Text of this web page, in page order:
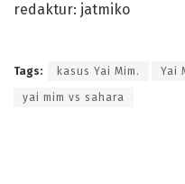
redaktur: jatmiko
Tags: kasus Yai Mim. Yai
yai mim vs sahara